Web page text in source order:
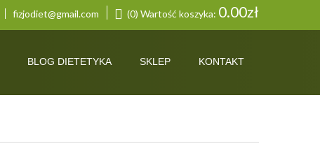
fizjodiet@gmail.com (0) Wartość koszyka: 0.00zł
BLOG DIETETYKA SKLEP KONTAKT